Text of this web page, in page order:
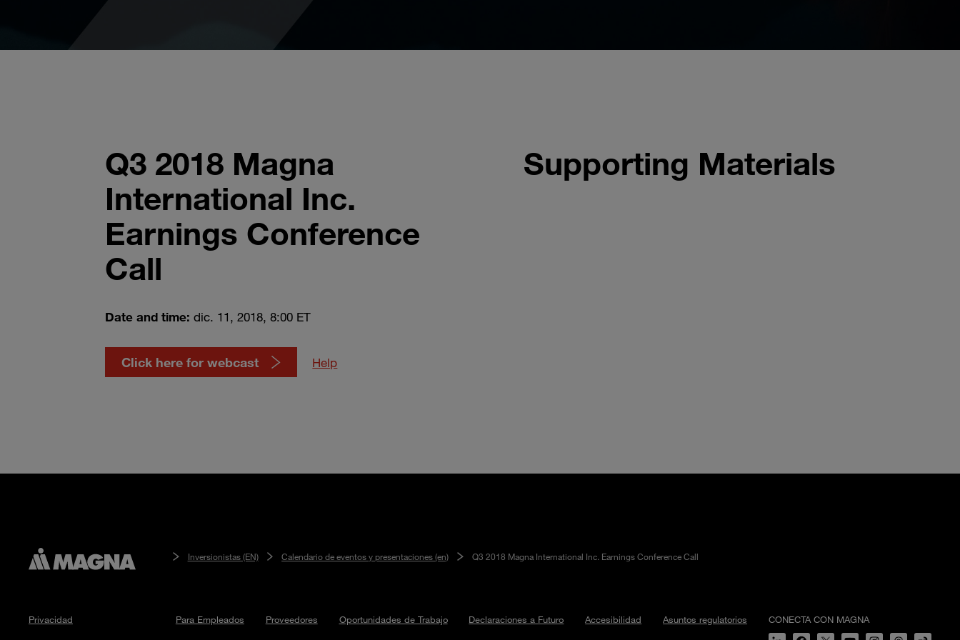
Q3 2018 Magna
International Inc.
Earnings Conference
Call
Date and time: dic. 11, 2018, 8:00 ET
Click here for webcast Help
Supporting Materials
Inversionistas (EN) Calendario de eventos y presentaciones (en) Q3 2018 Magna International Inc. Earnings Conference Call
Privacidad Para Empleados Proveedores Oportunidades de Trabajo Declaraciones a Futuro Accesibilidad Asuntos regulatorios CONECTA CON MAGNA